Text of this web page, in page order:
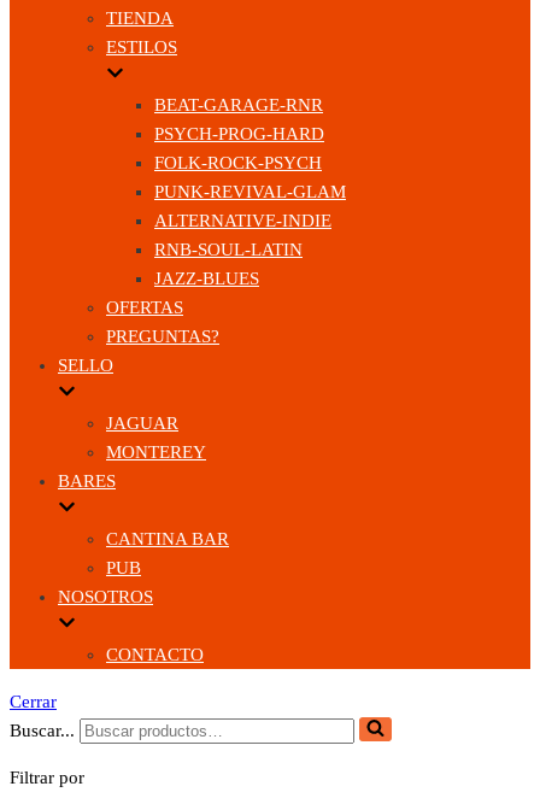
TIENDA
ESTILOS
BEAT-GARAGE-RNR
PSYCH-PROG-HARD
FOLK-ROCK-PSYCH
PUNK-REVIVAL-GLAM
ALTERNATIVE-INDIE
RNB-SOUL-LATIN
JAZZ-BLUES
OFERTAS
PREGUNTAS?
SELLO
JAGUAR
MONTEREY
BARES
CANTINA BAR
PUB
NOSOTROS
CONTACTO
Cerrar
Buscar...
Filtrar por